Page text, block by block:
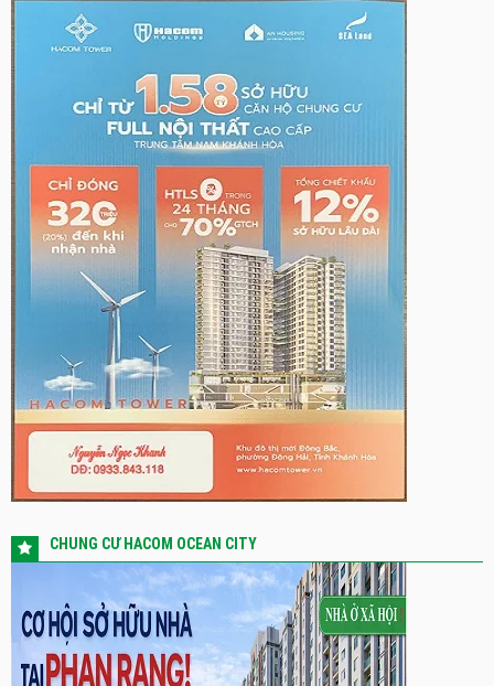
CHUNG CƯ HACOM OCEAN CITY